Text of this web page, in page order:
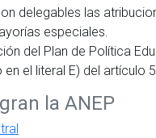
delegables las
especiales.
del Plan de Política
el literal E) del artículo
la ANEP